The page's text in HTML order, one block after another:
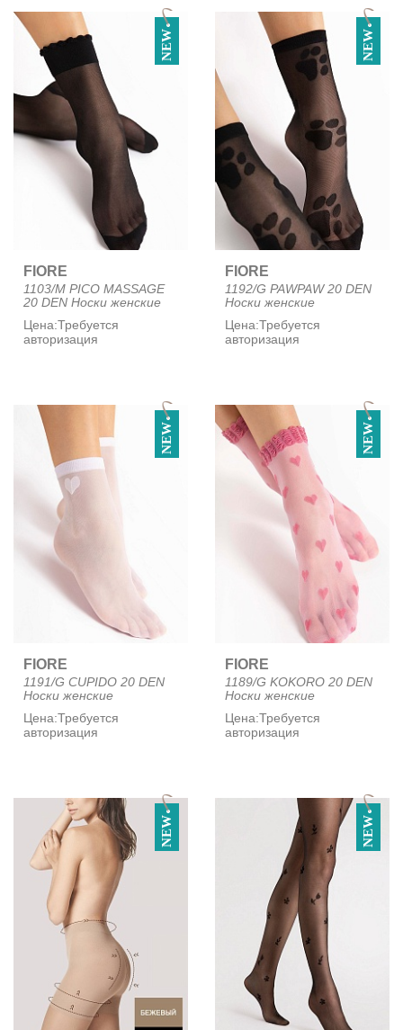
NEW
FIORE
1103/M PICO MASSAGE
20 DEN Носки женские
Цена:Требуется
авторизация
NEW
FIORE
1192/G PAWPAW 20 DEN
Носки женские
Цена:Требуется
авторизация
NEW
FIORE
1191/G CUPIDO 20 DEN
Носки женские
Цена:Требуется
авторизация
NEW
FIORE
1189/G KOKORO 20 DEN
Носки женские
Цена:Требуется
авторизация
NEW NEW